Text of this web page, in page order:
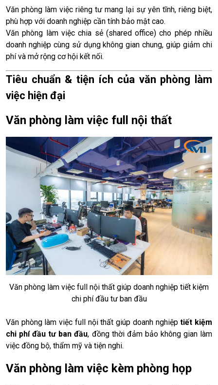
Văn phòng làm việc riêng tư mang lại sự yên tĩnh, riêng biệt,
phù hợp với doanh nghiệp cần tính bảo mật cao.
Văn phòng làm việc chia sẻ (shared office) cho phép nhiều
doanh nghiệp cùng sử dụng không gian chung, giúp giảm chi
phí và mở rộng cơ hội kết nối.
Tiêu chuẩn & tiện ích của văn phòng làm
việc hiện đại
Văn phòng làm việc full nội thất
Văn phòng làm việc full nội thất giúp doanh nghiệp tiết kiệm
chi phí đầu tư ban đầu
Văn phòng làm việc full nội thất giúp doanh nghiệptiết kiệm
chi phí đầu tư ban đầu, đồng thời đảm bảo không gian làm
việc đồng bộ, thẩm mỹ và tiện nghi.
Văn phòng làm việc kèm phòng họp